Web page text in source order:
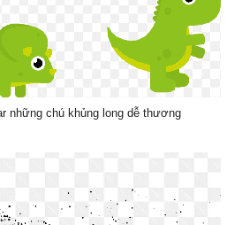
những chú khủng long dễ thương